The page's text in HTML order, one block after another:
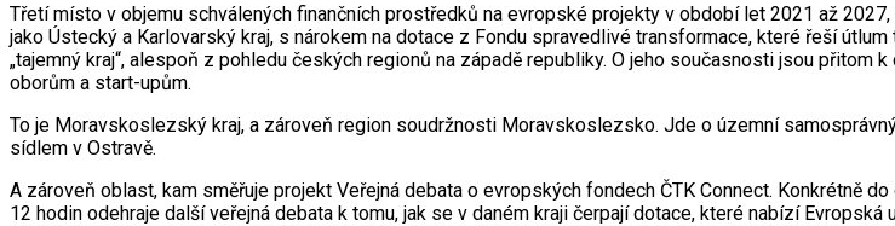
Třetí místo v objemu schválených finančních prostředků na evropské projekty v období let 2021 až
jako Ústecký a Karlovarský kraj, s nárokem na dotace z Fondu spravedlivé transformace, které řeší
„tajemný kraj“, alespoň z pohledu českých regionů na západě republiky. O jeho současnosti jsou
oborům a start-upům.
To je Moravskoslezský kraj, a zároveň region soudržnosti Moravskoslezsko. Jde o územní
sídlem v Ostravě.
A zároveň oblast, kam směřuje projekt Veřejná debata o evropských fondech ČTK Connect. Konkrétně
12 hodin odehraje další veřejná debata k tomu, jak se v daném kraji čerpají dotace, které nabízí